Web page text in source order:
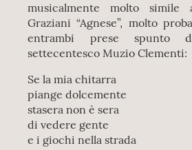
musicalmente molto simile
Graziani “Agnese”, molto
entrambi prese spunto
settecentesco Muzio Clementi:
Se la mia chitarra
piange dolcemente
stasera non è sera
di vedere gente
e i giochi nella strada